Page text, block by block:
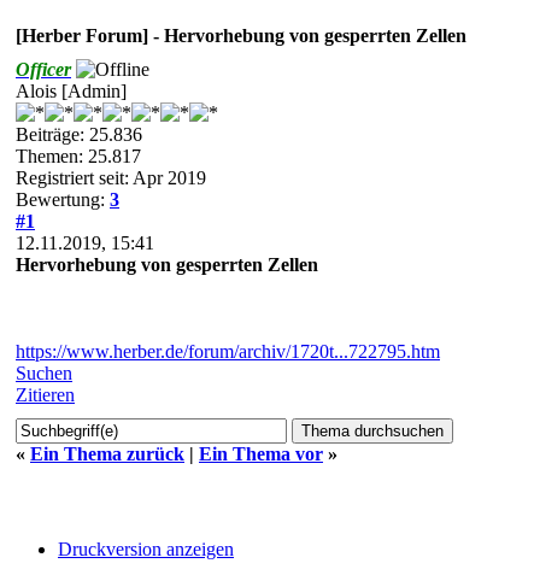
[Herber Forum] - Hervorhebung von gesperrten Zellen
Officer
Alois [Admin]
Beiträge: 25.836
Themen: 25.817
Registriert seit: Apr 2019
Bewertung: 3
#1
12.11.2019, 15:41
Hervorhebung von gesperrten Zellen
https://www.herber.de/forum/archiv/1720t...722795.htm
Suchen
Zitieren
« Ein Thema zurück | Ein Thema vor »
Druckversion anzeigen